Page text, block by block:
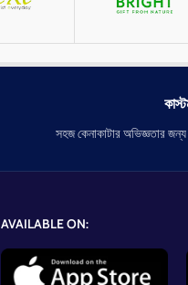
সহজ কেনাকাটার অভিজ্ঞতার
AVAILABLE ON: